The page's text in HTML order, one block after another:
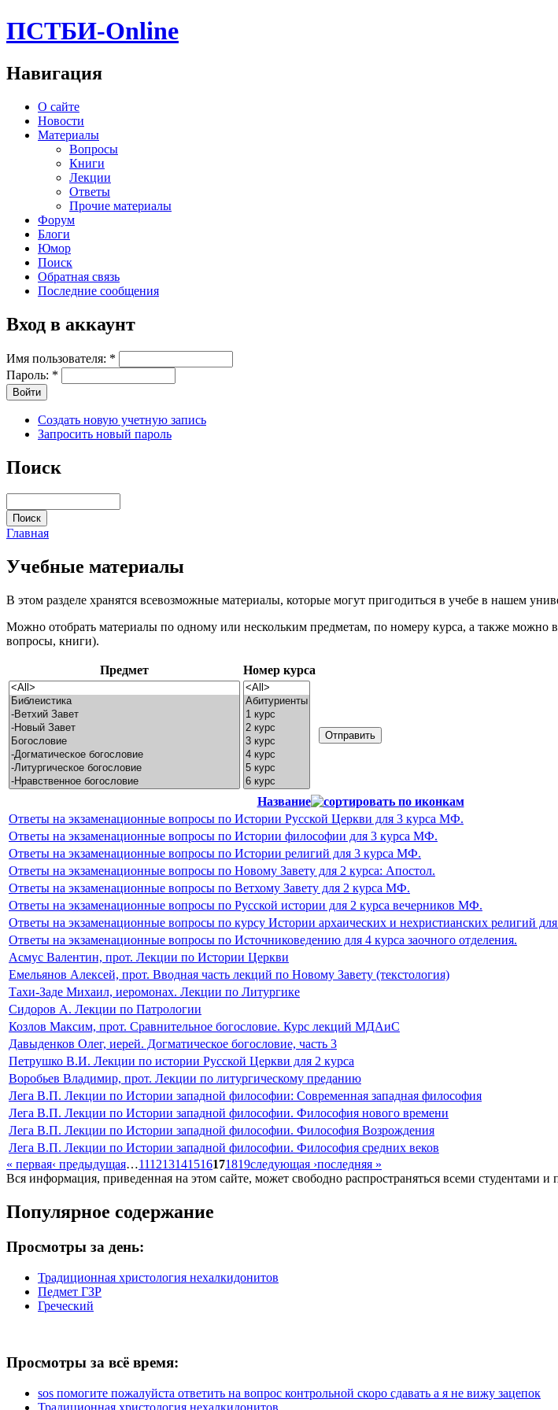
ПСТБИ-Online
Навигация
О сайте
Новости
Материалы
Вопросы
Книги
Лекции
Ответы
Прочие материалы
Форум
Блоги
Юмор
Поиск
Обратная связь
Последние сообщения
Вход в аккаунт
Имя пользователя: *
Пароль: *
Создать новую учетную запись
Запросить новый пароль
Поиск
Главная
Учебные материалы
В этом разделе хранятся всевозможные материалы, которые могут пригодиться в учебе в нашем
Можно отобрать материалы по одному или нескольким предметам, по номеру курса, а также
вопросы, книги).
Предмет Номер курса
Название
Ответы на экзаменационные вопросы по Истории Русской Церкви для 3 курса МФ.
Ответы на экзаменационные вопросы по Истории философии для 3 курса МФ.
Ответы на экзаменационные вопросы по Истории религий для 3 курса МФ.
Ответы на экзаменационные вопросы по Новому Завету для 2 курса: Апостол.
Ответы на экзаменационные вопросы по Ветхому Завету для 2 курса МФ.
Ответы на экзаменационные вопросы по Русской истории для 2 курса вечерников МФ.
Ответы на экзаменационные вопросы по курсу Истории архаических и нехристианских религий для
Ответы на экзаменационные вопросы по Источниковедению для 4 курса заочного отделения.
Асмус Валентин, прот. Лекции по Истории Церкви
Емельянов Алексей, прот. Вводная часть лекций по Новому Завету (текстология)
Тахи-Заде Михаил, иеромонах. Лекции по Литургике
Сидоров А. Лекции по Патрологии
Козлов Максим, прот. Сравнительное богословие. Курс лекций МДАиС
Давыденков Олег, иерей. Догматическое богословие, часть 3
Петрушко В.И. Лекции по истории Русской Церкви для 2 курса
Воробьев Владимир, прот. Лекции по литургическому преданию
Лега В.П. Лекции по Истории западной философии: Современная западная философия
Лега В.П. Лекции по Истории западной философии. Философия нового времени
Лега В.П. Лекции по Истории западной философии. Философия Возрождения
Лега В.П. Лекции по Истории западной философии. Философия средних веков
« первая‹ предыдущая…111213141516171819следующая ›последняя »
Вся информация, приведенная на этом сайте, может свободно распространяться всеми студентами
Популярное содержание
Просмотры за день:
Традиционная христология нехалкидонитов
Педмет ГЗР
Греческий
Просмотры за всё время:
sos помогите пожалуйста ответить на вопрос контрольной скоро сдавать а я не вижу зацепок